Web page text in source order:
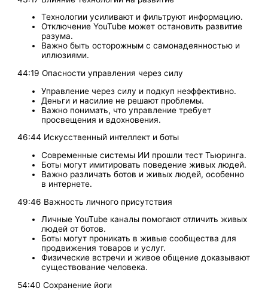
Технологии усиливают и фильтруют информацию.
Отключение YouTube может остановить развитие
разума.
Важно быть осторожным с самонадеянностью и
иллюзиями.
44:19 Опасности управления через силу
Управление через силу и подкуп неэффективно.
Деньги и насилие не решают проблемы.
Важно понимать, что управление требует
просвещения и вдохновения.
46:44 Искусственный интеллект и боты
Современные системы ИИ прошли тест Тьюринга.
Боты могут имитировать поведение живых людей.
Важно различать ботов и живых людей, особенно
в интернете.
49:46 Важность личного присутствия
Личные YouTube каналы помогают отличить живых
людей от ботов.
Боты могут проникать в живые сообщества для
продвижения товаров и услуг.
Физические встречи и живое общение доказывают
существование человека.
54:40 Сохранение йоги